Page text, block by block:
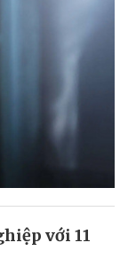
với 11